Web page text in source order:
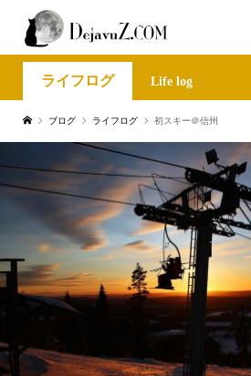
ライフログ Life log
ブログ ライフログ 初スキー＠信州